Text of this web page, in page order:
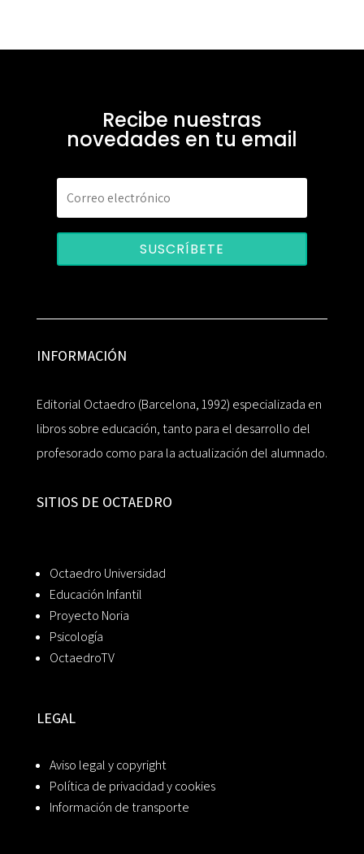
Recibe nuestras
novedades en tu email
SUSCRÍBETE
INFORMACIÓN
Editorial Octaedro (Barcelona, 1992) especializada en
libros sobre educación, tanto para el desarrollo del
profesorado como para la actualización del alumnado.
SITIOS DE OCTAEDRO
Octaedro Universidad
Educación Infantil
Proyecto Noria
Psicología
OctaedroTV
LEGAL
Aviso legal y copyright
Política de privacidad y cookies
Información de transporte